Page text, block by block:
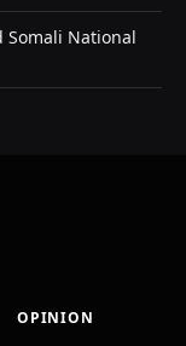
Somali National
OPINION